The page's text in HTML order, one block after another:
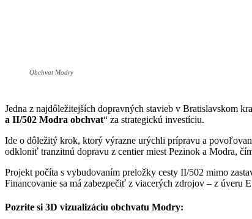
Obchvat Modry
Jedna z najdôležitejších dopravných stavieb v Bratislavskom
a II/502 Modra obchvat“ za strategickú investíciu.
Ide o dôležitý krok, ktorý výrazne urýchli prípravu a
odkloniť tranzitnú dopravu z centier miest Pezinok a Modra,
Projekt počíta s vybudovaním preložky cesty II/502 mimo
Financovanie sa má zabezpečiť z viacerých zdrojov – z úveru
Pozrite si 3D vizualizáciu obchvatu Modry: